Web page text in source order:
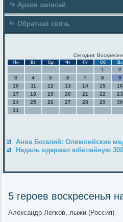
Архив записей
Обратная связь
Сегодня:
Пн Вт Ср Чт Пт Сб Вс
1
2
3
4 5 6 7 8
9
10
11 12 13 14 15
16
17
18 19 20 21 22
23
24
25 26 27 28 29
30
31
Анна Богалий: Олимпийские
Надаль одержал юбилейную
5 героев воскресенья
Александр Легκов, лыжи (Россия)